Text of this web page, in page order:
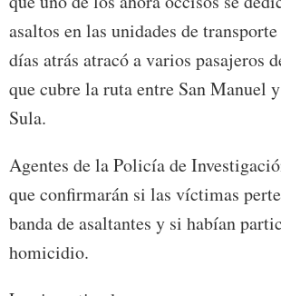
asaltos en las unidades de
días atrás atracó a varios pasajeros
que cubre la ruta entre San Manuel
Sula.
Agentes de la Policía de
que confirmarán si las víctimas
banda de asaltantes y si habían
homicidio.